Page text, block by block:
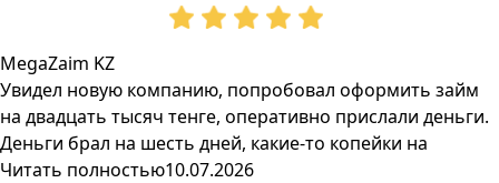
MegaZaim KZ
Увидел новую компанию, попробовал оформить займ
на двадцать тысяч тенге, оперативно прислали деньги.
Деньги брал на шесть дней, какие-то копейки на
Читать полностью10.07.2026